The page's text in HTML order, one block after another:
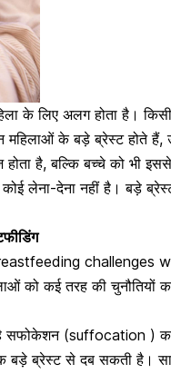
के लिए अलग होता है ।
के बड़े ब्रेस्ट होते हैं,
है, बल्कि बच्चे को भी
लेना-देना नहीं है। बड़े
challenges
को कई तरह की चुनौतियों
सफोकेशन (suffocation )
ब्रेस्ट से दब सकती है।